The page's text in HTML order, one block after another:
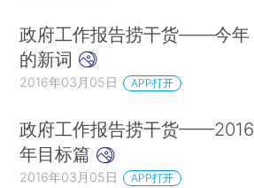
政府工作报告捞干货——今年
的新词
2016年03月05日 APP打开
政府工作报告捞干货——2016
年目标篇
2016年03月05日 APP打开